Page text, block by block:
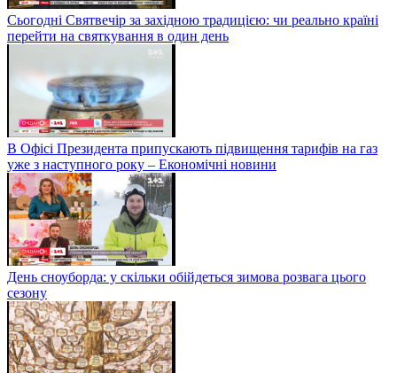
Сьогодні Святвечір за західною традицією: чи реально країні
перейти на святкування в один день
В Офісі Президента припускають підвищення тарифів на газ
уже з наступного року – Економічні новини
День сноуборда: у скільки обійдеться зимова розвага цього
сезону